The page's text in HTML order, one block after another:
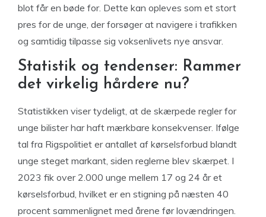
blot får en bøde for. Dette kan opleves som et stort
pres for de unge, der forsøger at navigere i trafikken
og samtidig tilpasse sig voksenlivets nye ansvar.
Statistik og tendenser: Rammer
det virkelig hårdere nu?
Statistikken viser tydeligt, at de skærpede regler for
unge bilister har haft mærkbare konsekvenser. Ifølge
tal fra Rigspolitiet er antallet af kørselsforbud blandt
unge steget markant, siden reglerne blev skærpet. I
2023 fik over 2.000 unge mellem 17 og 24 år et
kørselsforbud, hvilket er en stigning på næsten 40
procent sammenlignet med årene før lovændringen.